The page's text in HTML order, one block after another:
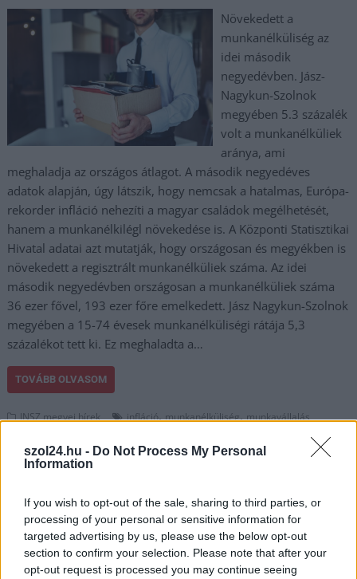
szol24.hu - Do Not Process My Personal
Information
If you wish to opt-out of the sale, sharing to third parties, or
processing of your personal or sensitive information for
targeted advertising by us, please use the below opt-out
section to confirm your selection. Please note that after your
opt-out request is processed you may continue seeing
Növekedett a
munkanélküliség az
idei második
negyedévben. Jász-
Nagykun-Szolnok
megyében 5.3 százalék
volt a munkanélküliek
aránya, ami
meghaladja az országos átlagot. A második negyedéves
adatok alapján, úgy látszik, hogy nemcsak a hatalmas, Európa-
rekorder infláció nehezíti a magyar családok megélhetését,
hanem a munkanélkilégl növekedése is. A Központi Statisztikai
Hivatal adatai azt mutatják, hogy országosan és megyékben is
növekedett a regisztrált munkanélküliek száma. Az idei
második negyedévben országosan a munkanélküliek száma
36 ezer fővel, 193 ezer főre emelkedett. Jász Nagykun-Szolnok
megyében a 15-74 évesek munkanélküliségi rátája 5,3
százalékot tett ki. Ez meghaladta a…
TOVÁBB OLVASOM
JNSZ megyei hírek infláció,munkanélküliség,munkavállalás
Átlagosan közel félhavi nyugdíjkiegészítés
2023.09.28. Nagy László
Orbán Viktor
bejelentette: a vártnál
némileg magasabb